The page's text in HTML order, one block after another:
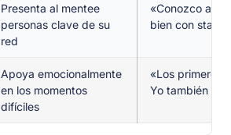
Presenta al mentee
personas clave de su
red
«Conozco a
bien con
Apoya emocionalmente
en los momentos
difíciles
«Los primeros
Yo también